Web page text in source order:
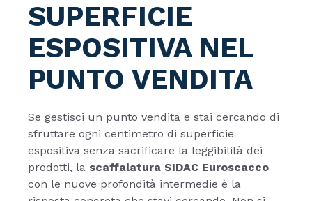
SUPERFICIE
ESPOSITIVA NEL
PUNTO VENDITA
Se gestisci un punto vendita e stai cercando di
sfruttare ogni centimetro di superficie
espositiva senza sacrificare la leggibilità dei
prodotti, la scaffalatura SIDAC Euroscacco
con le nuove profondità intermedie è la